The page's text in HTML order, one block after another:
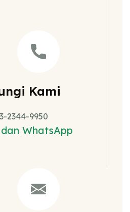
Kami
2344-9950
WhatsApp